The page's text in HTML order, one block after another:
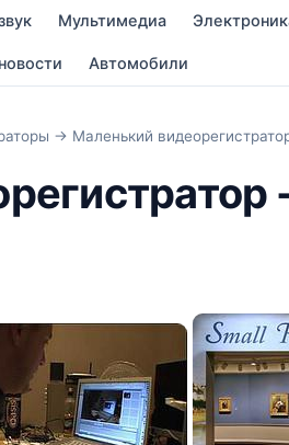
Мультимедиа
Автомобили
→ Маленький